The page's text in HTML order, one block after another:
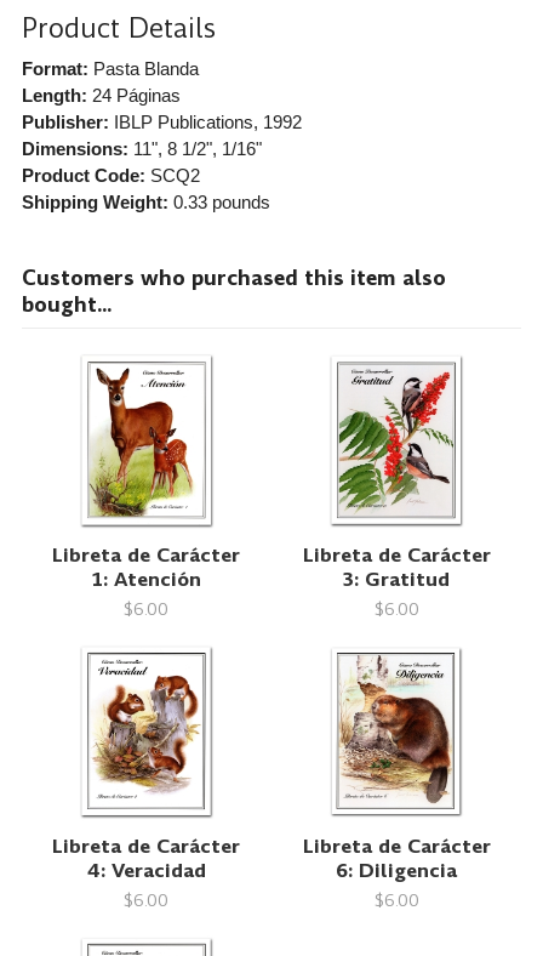
Product Details
Format: Pasta Blanda
Length: 24 Páginas
Publisher: IBLP Publications, 1992
Dimensions: 11", 8 1/2", 1/16"
Product Code: SCQ2
Shipping Weight: 0.33pounds
Customers who purchased this item also
bought...
Libreta de Carácter
1: Atención
$6.00
Libreta de Carácter
3: Gratitud
$6.00
Libreta de Carácter
4: Veracidad
$6.00
Libreta de Carácter
6: Diligencia
$6.00